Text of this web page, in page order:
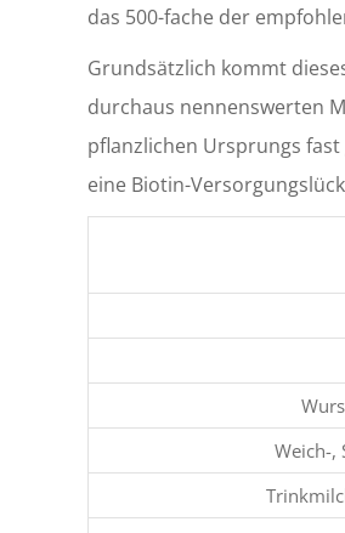
das 500-fache der
Grundsätzlich kommt
durchaus nennenswerten
pflanzlichen Ursprungs
eine Biotin-
Weich-,